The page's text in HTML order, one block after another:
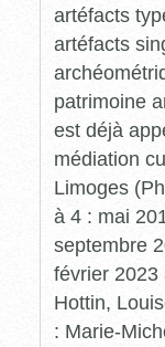
artéfacts
artéfacts
patrimoine
est déjà
médiation
Limoges
à 4 : mai
septembre
février 2023
Hottin,
: Marie-